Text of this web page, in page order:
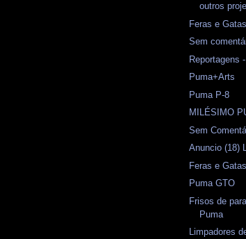
outros
Feras e Gatas
Sem
Reportagens
Puma+Arts
Puma P-8
MILÉSIMO
Sem
Anuncio (18)
Feras e Gatas
Puma GTO
Frisos de
Puma
Limpadores